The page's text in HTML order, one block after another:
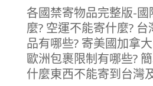
各國禁寄物品完整版-
麼? 空運不能寄什麼?
品有哪些? 寄美國加拿
歐洲包裹限制有哪些?
什麼東西不能寄到台灣